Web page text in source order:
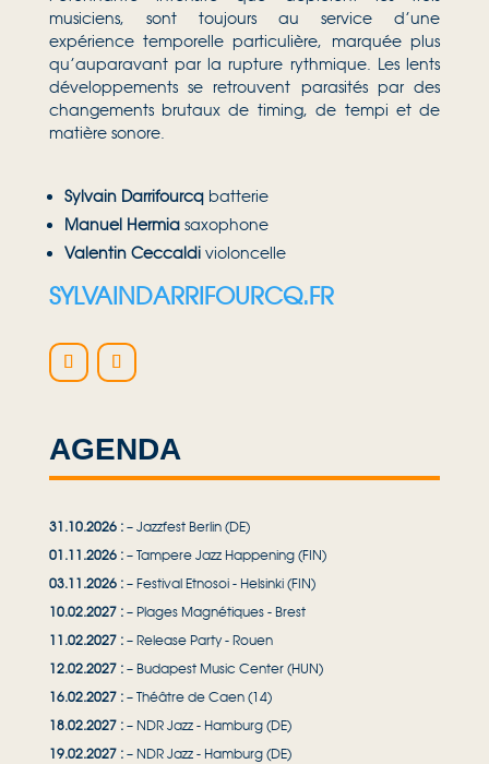
musiciens, sont toujours au service d’une
expérience temporelle particulière, marquée plus
qu’auparavant par la rupture rythmique. Les lents
développements se retrouvent parasités par des
changements brutaux de timing, de tempi et de
matière sonore.
Sylvain Darrifourcqbatterie
Manuel Hermiasaxophone
Valentin Ceccaldivioloncelle
SYLVAINDARRIFOURCQ.FR
AGENDA
31.10.2026 : – Jazzfest Berlin (DE)
01.11.2026 : – Tampere Jazz Happening (FIN)
03.11.2026 : – Festival Etnosoi - Helsinki (FIN)
10.02.2027 : – Plages Magnétiques - Brest
11.02.2027 : – Release Party - Rouen
12.02.2027 : – Budapest Music Center (HUN)
16.02.2027 : – Théâtre de Caen (14)
18.02.2027 : – NDR Jazz - Hamburg (DE)
19.02.2027 : – NDR Jazz - Hamburg (DE)